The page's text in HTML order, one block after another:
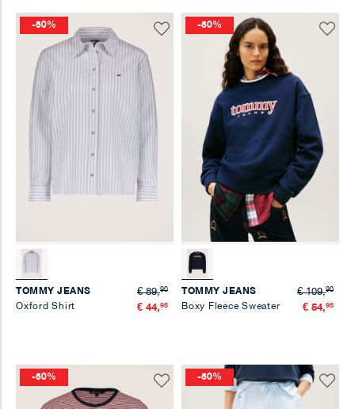
-50%
Voeg
TOMMY JEANS
Oxford Shirt
€ 89,90
€ 44,95
-50%
Voeg
TOMMY JEANS
Boxy Fleece Sweater
€ 109,90
€ 54,95
-50%
Voeg
-50%
Voeg